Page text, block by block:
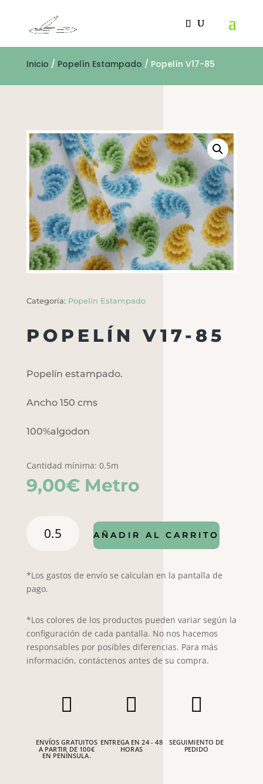
Inicio / Popelín Estampado / Popelín V17-85
Categoría: Popelín Estampado
POPELÍN V17-85
Popelín estampado.
Ancho 150 cms
100%algodon
Cantidad mínima: 0.5m
9,00€ Metro
AÑADIR AL CARRITO
*Los gastos de envío se calculan en la pantalla de
pago.
*Los colores de los productos pueden variar según la
configuración de cada pantalla. No nos hacemos
responsables por posibles diferencias. Para más
información, contáctenos antes de su compra.

ENVÍOS GRATUITOS
A PARTIR DE 100€
EN PENÍNSULA.

ENTREGA EN 24 - 48
HORAS

SEGUIMIENTO DE
PEDIDO